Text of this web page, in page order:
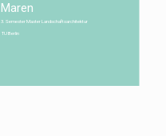
Maren
3. Semester Master Landschaftsarchitektur
TU Berlin